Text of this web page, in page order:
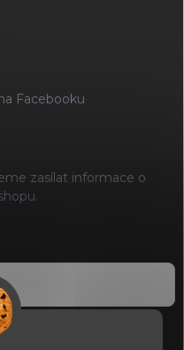
Facebooku
zasílat informace o
ochrany osobních